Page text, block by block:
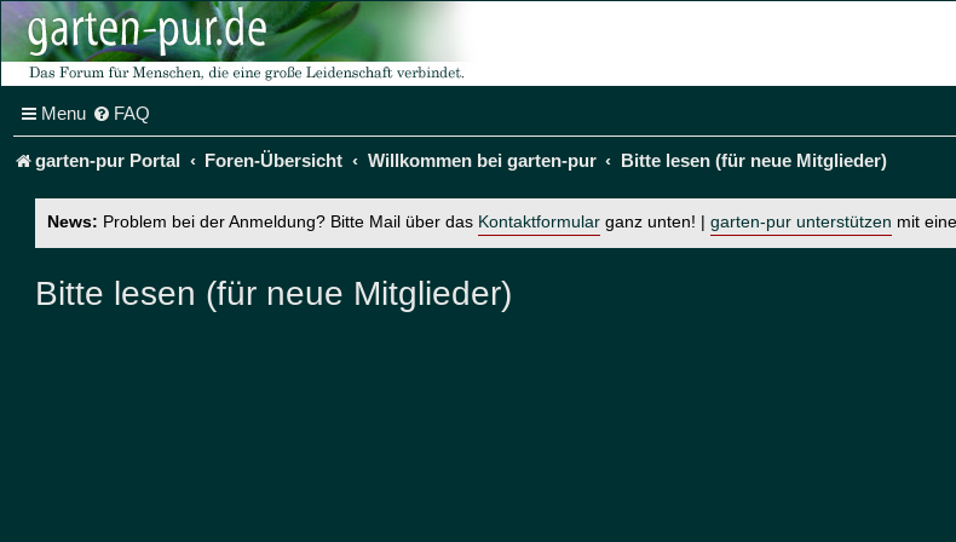
Menu FAQ
garten-pur Portal Foren-Übersicht Willkommen bei garten-pur Bitte lesen (für neue Mitglieder)
News: Problem bei der Anmeldung? Bitte Mail über das Kontaktformular ganz unten! | garten-pur unterstützen mit
Bitte lesen (für neue Mitglieder)